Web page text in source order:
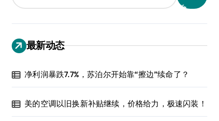
最新动态
净利润暴跌7.7%，苏泊尔开始靠“擦边”续命了？
美的空调以旧换新补贴继续，价格给力，极速闪装！